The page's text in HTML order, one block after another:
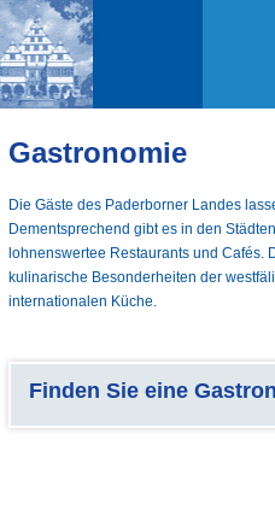
Gastronomie
Die Gäste des Paderborner Landes
Dementsprechend gibt es in den
lohnenswertee Restaurants und Cafés.
kulinarische Besonderheiten der
internationalen Küche.
Finden Sie eine